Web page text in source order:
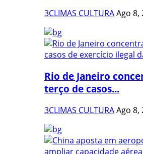
3CLIMAS CULTURAAgo 8,
Rio de Janeiro
terço de casos...
3CLIMAS CULTURAAgo 8,